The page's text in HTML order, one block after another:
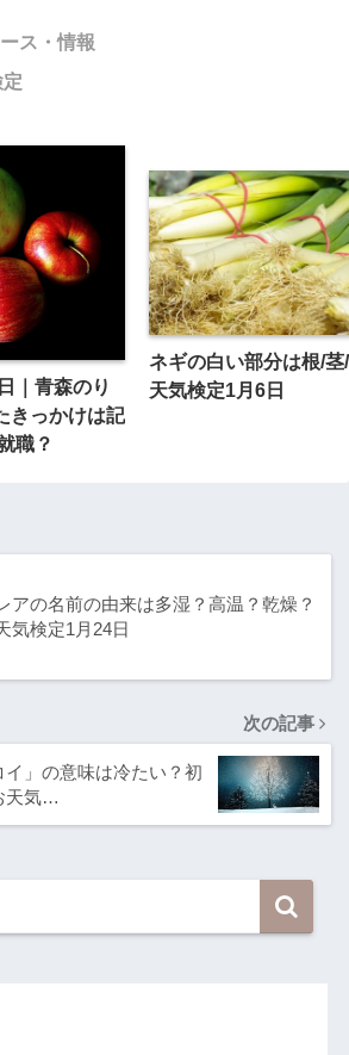
ス・情報
｜青森のり
きっかけは記
職？
ネギの白い部分は根/
天気検定1月6日
アの名前の由来は多湿？高温？乾燥？
気検定1月24日
次の記事
」の意味は冷たい？初
天気…